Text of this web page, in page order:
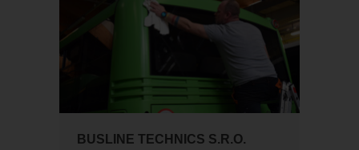
BUSLINE TECHNICS S.R.O.